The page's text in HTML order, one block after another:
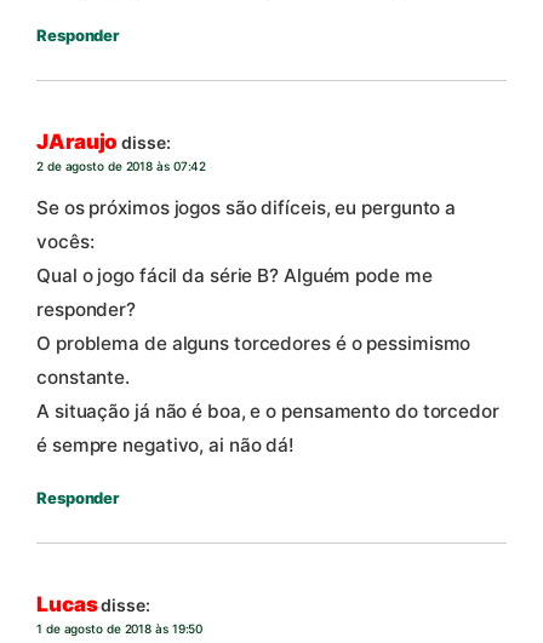
Responder
JAraujo disse:
2 de agosto de 2018 às 07:42
Se os próximos jogos são difíceis, eu pergunto a
vocês:
Qual o jogo fácil da série B? Alguém pode me
responder?
O problema de alguns torcedores é o pessimismo
constante.
A situação já não é boa, e o pensamento do torcedor
é sempre negativo, ai não dá!
Responder
Lucasdisse:
1 de agosto de 2018 às 19:50